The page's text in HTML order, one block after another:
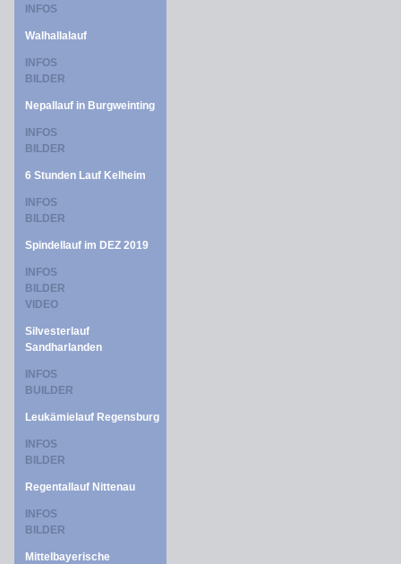
INFOS
Walhallalauf
INFOS
BILDER
Nepallauf in Burgweinting
INFOS
BILDER
6 Stunden Lauf Kelheim
INFOS
BILDER
Spindellauf im DEZ 2019
INFOS
BILDER
VIDEO
Silvesterlauf
Sandharlanden
INFOS
BUILDER
Leukämielauf Regensburg
INFOS
BILDER
Regentallauf Nittenau
INFOS
BILDER
Mittelbayerische